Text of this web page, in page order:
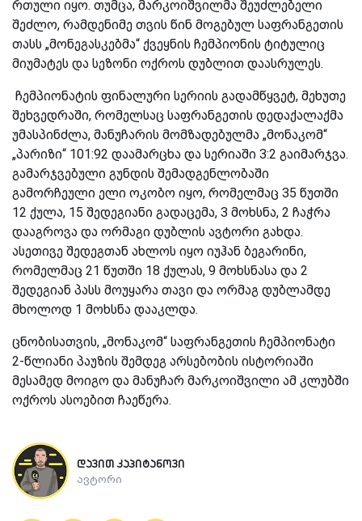
რთული იყო. თუმცა, მარკოიშვილმა შეუძლებელი
შეძლო, რამდენიმე თვის წინ მოგებულ საფრანგეთის
თასს „მონეგასკებმა“ ქვეყნის ჩემპიონის ტიტულიც
მიუმატეს და სეზონი ოქროს დუბლით დაასრულეს.
ჩემპიონატის ფინალური სერიის გადამწყვეტ, მეხუთე
შეხვედრაში, რომელსაც საფრანგეთის დედაქალაქმა
უმასპინძლა, მანუჩარის მომზადებულმა „მონაკომ“
„პარიზი“ 101:92 დაამარცხა და სერიაში 3:2 გაიმარჯვა.
გამარჯვებული გუნდის შემადგენლობაში
გამორჩეული ელი ოკობო იყო, რომელმაც 35 წუთში
12 ქულა, 15 შედეგიანი გადაცემა, 3 მოხსნა, 2 ჩაჭრა
დააგროვა და ორმაგი დუბლის ავტორი გახდა.
ასეთივე შედეგთან ახლოს იყო იუჰან ბეგარინი,
რომელმაც 21 წუთში 18 ქულას, 9 მოხსნასა და 2
შედეგიან პასს მოუყარა თავი და ორმაგ დუბლამდე
მხოლოდ 1 მოხსნა დააკლდა.
ცნობისათვის, „მონაკომ“ საფრანგეთის ჩემპიონატი
2-წლიანი პაუზის შემდეგ არსებობის ისტორიაში
მესამედ მოიგო და მანუჩარ მარკოიშვილი ამ კლუბში
ოქროს ასოებით ჩაეწერა.
დავით კაპიტანოვი
ავტორი